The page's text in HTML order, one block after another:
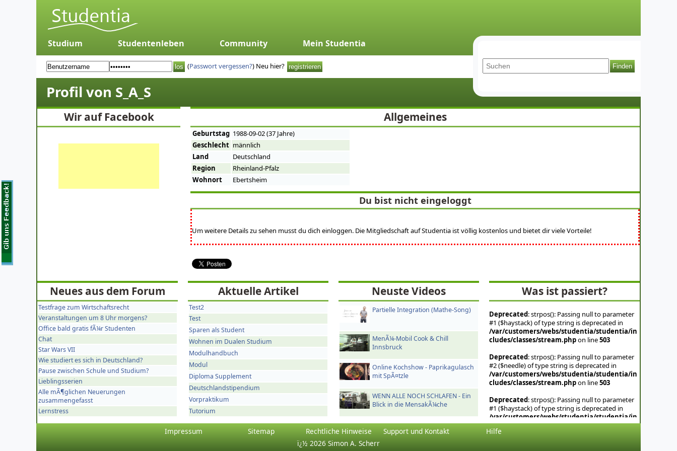
Studium Studentenleben Community Mein Studentia
(Passwort vergessen?) Neu hier?
Profil von S_A_S
Wir auf Facebook Allgemeines
Geburtstag 1988-09-02 (37 Jahre)
Geschlecht männlich
Land
Deutschland
Region
Rheinland-Pfalz
Wohnort
Ebertsheim
Du bist nicht eingeloggt
Um weitere Details zu sehen musst du dich einloggen. Die Mitgliedschaft auf Studentia ist völlig kostenlos und bietet dir viele Vorteile!
Neues aus dem Forum
Testfrage zum Wirtschaftsrecht
Veranstaltungen um 8 Uhr morgens?
Office bald gratis fÃ¼r Studenten
Chat
Star Wars VII
Wie studiert es sich in Deutschland?
Pause zwischen Schule und Studium?
Lieblingsserien
Alle mÃ¶glichen Neuerungen
zusammengefasst
Lernstress
Aktuelle Artikel
Test2
Test
Sparen als Student
Wohnen im Dualen Studium
Modulhandbuch
Modul
Diploma Supplement
Deutschlandstipendium
Vorpraktikum
Tutorium
Neuste Videos
Partielle Integration (Mathe-Song)
MenÃ¼-Mobil Cook & Chill
Innsbruck
Online Kochshow - Paprikagulasch
mit SpÃ¤tzle
WENN ALLE NOCH SCHLAFEN - Ein
Blick in die MensakÃ¼che
Was ist passiert?
Deprecated: strpos(): Passing null to parameter
#1 ($haystack) of type string is deprecated in
/var/customers/webs/studentia/studentia/in
cludes/classes/stream.phpon line503
Deprecated: strpos(): Passing null to parameter
#2 ($needle) of type string is deprecated in
/var/customers/webs/studentia/studentia/in
cludes/classes/stream.phpon line503
Deprecated: strpos(): Passing null to parameter
#1 ($haystack) of type string is deprecated in
/var/customers/webs/studentia/studentia/in
cludes/classes/stream.phpon line503
Impressum Sitemap Rechtliche Hinweise Support und Kontakt
Hilfe
ï¿½ 2026 Simon A. Scherr